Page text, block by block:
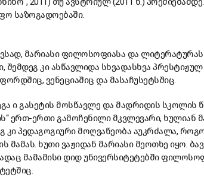
საზოგადოებაში.
მარიასი ფილოსოფიასა და
შემდეგ კი ასწავლიდა სხვადასხვა
ვენეციაშიც და მასაჩუსეტსშიც.
ი გასეტის მოსწავლე და მადრიდის სკოლის
ერთ-ერთი გამოჩენილი მკვლევარი, ხულიან
კი პედაგოგიური მოღვაწეობა აუკრძალა,
მამას. ხუთი ვაჟიდან მარიასი მეოთხე იყო.
მამამისი დიდ უნივერსიტეტებში